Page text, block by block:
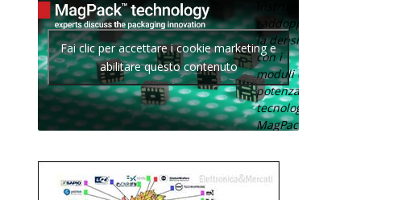
raddoppia
la densità
con i
moduli di
potenza con
tecnologia
MagPack.
Fai clic per accettare i cookie marketing e
abilitare questo contenuto